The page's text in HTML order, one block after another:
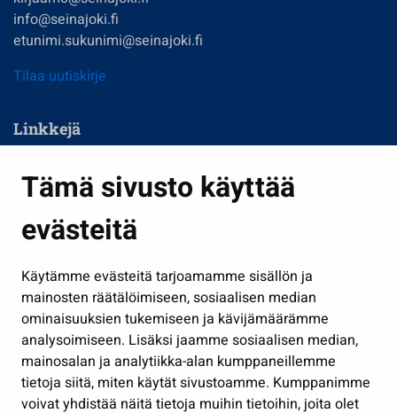
Tämä sivusto käyttää
evästeitä
Käytämme evästeitä tarjoamamme sisällön ja
mainosten räätälöimiseen, sosiaalisen median
ominaisuuksien tukemiseen ja kävijämäärämme
analysoimiseen. Lisäksi jaamme sosiaalisen median,
mainosalan ja analytiikka-alan kumppaneillemme
tietoja siitä, miten käytät sivustoamme. Kumppanimme
voivat yhdistää näitä tietoja muihin tietoihin, joita olet
info@seinajoki.fi
etunimi.sukunimi@seinajoki.fi
Tilaa uutiskirje
Linkkejä
Kasvatus ja opetus
Kulttuuri ja liikunta
Työ ja yrittäminen
Osallistu ja asioi
Näytä omat evästeasetukseni
Seuraa meitä